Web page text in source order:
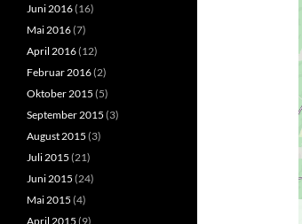
Juni 2016(16)
Mai 2016(7)
April 2016(12)
Februar 2016(2)
Oktober 2015 (5)
September 2015 (3)
August 2015 (3)
Juli 2015 (21)
Juni 2015 (24)
Mai 2015 (4)
April 2015 (9)